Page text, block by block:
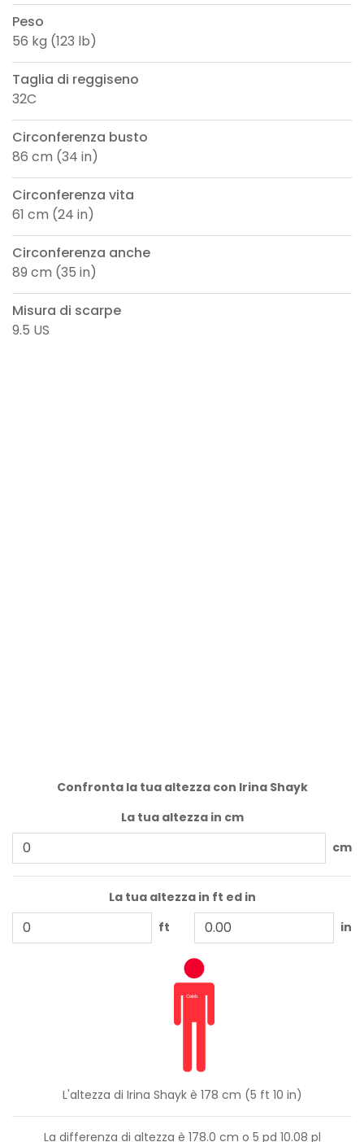
Peso
56 kg (123 lb)
Taglia di reggiseno
32C
Circonferenza busto
86 cm (34 in)
Circonferenza vita
61 cm (24 in)
Circonferenza anche
89 cm (35 in)
Misura di scarpe
9.5 US
Confronta la tua altezza con Irina Shayk
La tua altezza in cm
cm
La tua altezza in ft ed in
ft
in
L'altezza di Irina Shayk è 178 cm (5 ft 10 in)
La differenza di altezza è 178.0 cm o 5 pd 10.08 pl